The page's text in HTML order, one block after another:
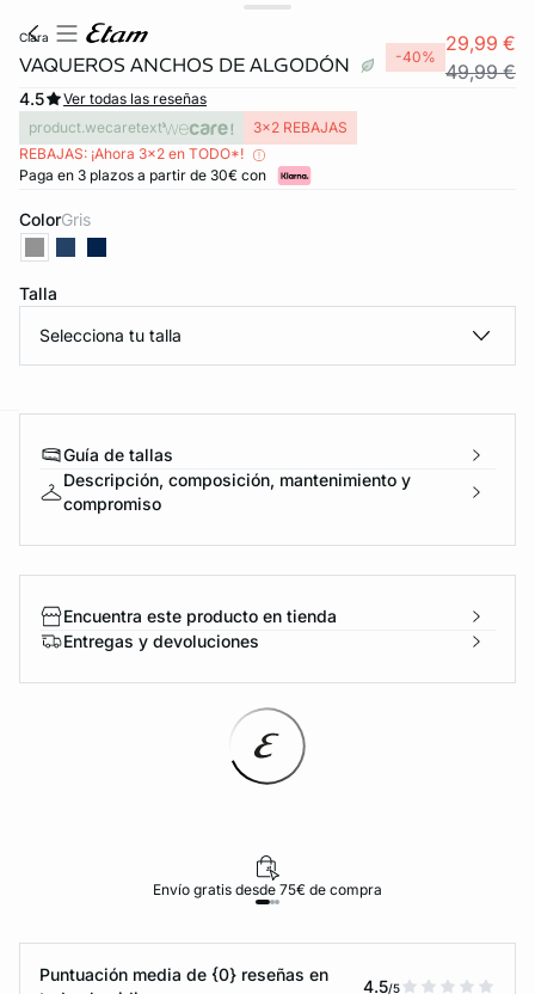
clara
VAQUEROS ANCHOS DE ALGODÓN -40%
29,99 €
49,99 €
4.5
Ver todas las reseñas
product.wecaretext
3x2 REBAJAS
REBAJAS: ¡Ahora 3x2 en TODO*!
Paga en 3 plazos a partir de 30€ con
Color gris
Talla
Selecciona tu talla
Guía de tallas
Descripción, composición, mantenimiento y
compromiso
Encuentra este producto en tienda
Entregas y devoluciones
Envío gratis desde 75€ de compra
Puntuación media de {0} reseñas en
4.5/5